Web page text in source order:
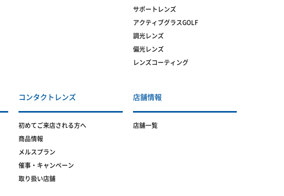
サポートレンズ
アクティブグラスGOLF
調光レンズ
偏光レンズ
レンズコーティング
コンタクトレンズ
初めてご来店される方へ
商品情報
メルスプラン
催事・キャンペーン
取り扱い店舗
店舗情報
店舗一覧